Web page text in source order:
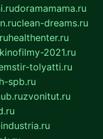
doramamama.ru
clean-dreams.ru
healthenter.ru
kinofilmy-2021.ru
tolyatti.ru
spb.ru
zvonitut.ru